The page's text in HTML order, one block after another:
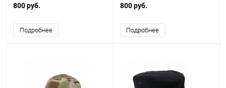
800 руб.
Подробнее
800 руб.
Подробнее